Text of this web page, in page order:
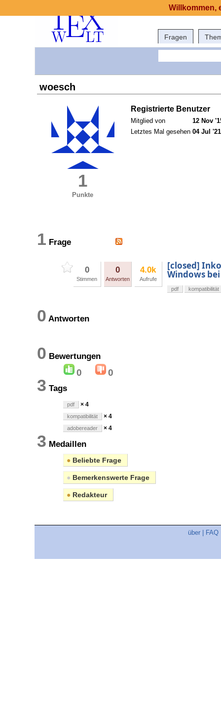
Fragen
woesch
1
Punkte
Registrierte Benutzer
Mitglied von
12 Nov
Letztes Mal gesehen 04 Jul
1 Frage
0
Stimmen
0
Antworten
4.0k
Aufrufe
[closed]
Windows
pdf kompatibilität
0 Antworten
0 Bewertungen
0 0
3 Tags
pdf × 4
kompatibilität × 4
adobereader × 4
3 Medaillen
● Beliebte Frage
● Bemerkenswerte Frage
● Redakteur
über FAQ
Willkommen,